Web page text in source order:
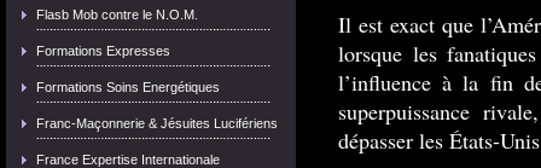
Flasb Mob contre le N.O.M.
Formations Expresses
Formations Soins Energétiques
Franc-Maçonnerie & Jésuites Lucifériens
France Expertise Internationale
Il est exact que
lorsque les
l’influence à la fin
superpuissance
dépasser les États-